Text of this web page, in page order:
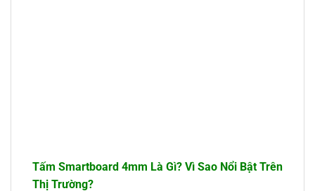
Tấm Smartboard 4mm Là Gì? Vì Sao Nổi Bật Trên
Thị Trường?